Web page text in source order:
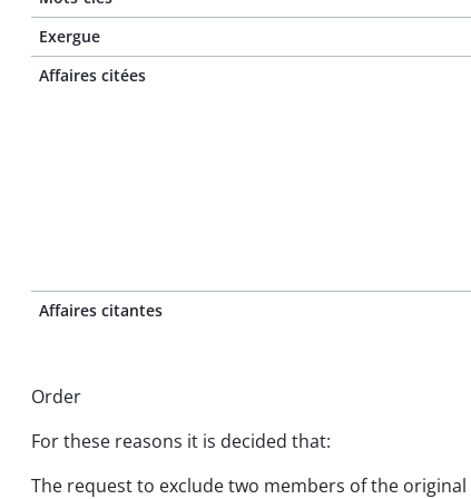
Exergue
Affaires citées
Affaires citantes
Order
For these reasons it is decided that:
The request to exclude two members of the